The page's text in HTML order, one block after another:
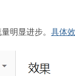
明显进步。具体